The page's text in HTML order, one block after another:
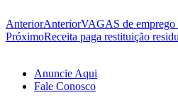
AnteriorAnteriorVAGAS de
PróximoReceita paga restituição
Anuncie Aqui
Fale Conosco